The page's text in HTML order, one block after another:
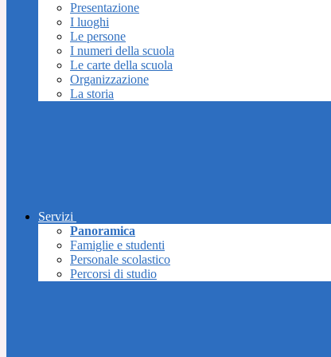
Presentazione
I luoghi
Le persone
I numeri della scuola
Le carte della scuola
Organizzazione
La storia
Servizi
Panoramica
Famiglie e studenti
Personale scolastico
Percorsi di studio